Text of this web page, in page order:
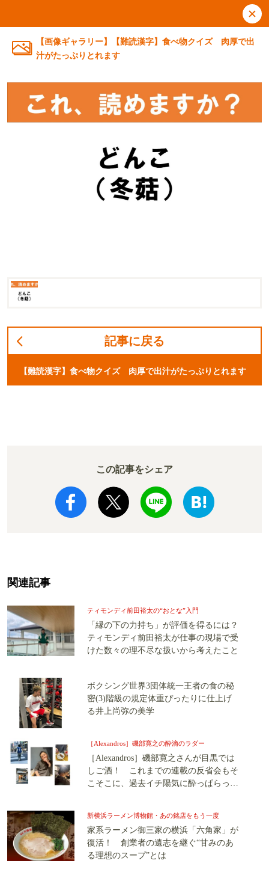
【画像ギャラリー】【難読漢字】食べ物クイズ 肉厚で出
汁がたっぷりとれます
記事に戻る
【難読漢字】食べ物クイズ 肉厚で出汁がたっぷりとれます
この記事をシェア
関連記事
ティモンディ前田裕太の“おとな”入門
「縁の下の力持ち」が評価を得るには？
ティモンディ前田裕太が仕事の現場で受
けた数々の理不尽な扱いから考えたこと
ボクシング世界3団体統一王者の食の秘
密(3)階級の規定体重ぴったりに仕上げ
る井上尚弥の美学
［Alexandros］磯部寛之の酔滴のラダー
［Alexandros］磯部寛之さんが目黒では
しご酒！ これまでの連載の反省会もそ
こそこに、過去イチ陽気に酔っぱらった
新横浜ラーメン博物館・あの銘店をもう一度
家系ラーメン御三家の横浜「六角家」が
復活！ 創業者の遺志を継ぐ“甘みのあ
る理想のスープ”とは